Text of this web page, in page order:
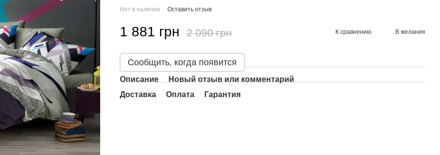
Нет в наличии Оставить отзыв
1 881 грн 2 090 грн К сравнению В желания
Сообщить, когда появится
Описание
Новый отзыв или комментарий
Доставка
Оплата Гарантия